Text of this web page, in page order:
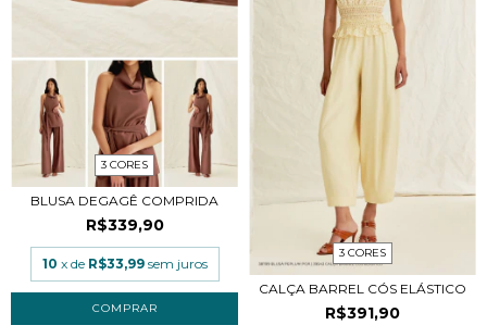
3 CORES
BLUSA DEGAGÊ COMPRIDA
R$339,90
10 x de R$33,99 sem juros
COMPRAR
3 CORES
CALÇA BARREL CÓS ELÁSTICO
R$391,90